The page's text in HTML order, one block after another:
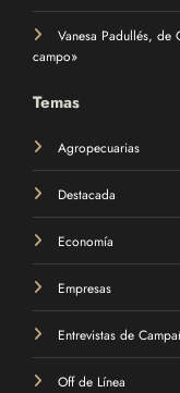
Vanesa Padullés,
campo»
Temas
Agropecuarias
Destacada
Economía
Empresas
Entrevistas de
Off de Línea